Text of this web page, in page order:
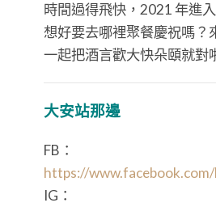
時間過得飛快，2021 年進
想好要去哪裡聚餐慶祝嗎？
一起把酒言歡大快朵頤就對
大安站那邊
FB：
https://
IG：